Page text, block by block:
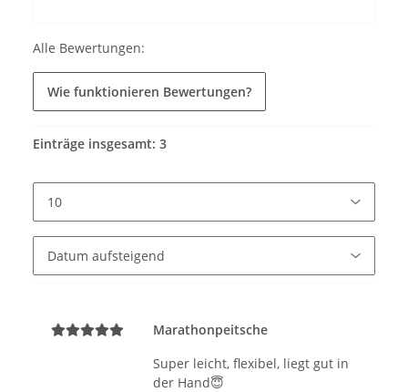
Alle Bewertungen:
Wie funktionieren Bewertungen?
Einträge insgesamt: 3
Marathonpeitsche
Super leicht, flexibel, liegt gut in
der Hand😇